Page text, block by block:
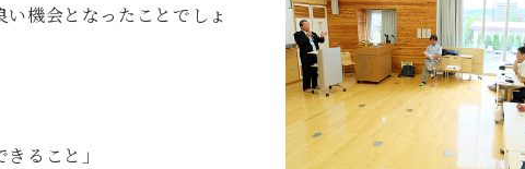
機会となったことでしょ
ること」